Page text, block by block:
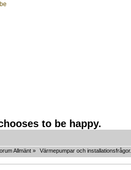
to be happy.
Allmänt » Värmepumpar och installationsfrågor.